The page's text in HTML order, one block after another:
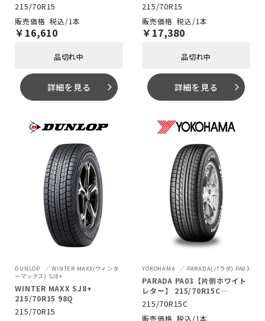
215/70R15
税込/1本
￥ 16,610
品切れ中
詳細を見る arrow_forward_ios
215/70R15
税込/1本
￥ 17,380
品切れ中
詳細を見る arrow_forward_ios
DUNLOP
WINTER MAXX(ウィンタ
ーマックス) SJ8+
WINTER MAXX SJ8+
215/70R15 98Q
215/70R15
YOKOHAMA PARADA(パラダ) PA03
PARADA PA03【片側ホワイト
レター】 215/70R15C
109/107S
215/70R15C
税込/1本